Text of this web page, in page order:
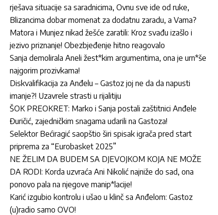
rješava situacije sa saradnicima, Ovnu sve ide od ruke,
Blizancima dobar momenat za dodatnu zaradu, a Vama?
Matora i Munjez nikad žešće zaratili: Kroz svađu izašlo i
jezivo priznanje! Obezbjeđenje hitno reagovalo
Sanja demolirala Aneli žest*kim argumentima, ona je urn*še
najgorim prozivkama!
Diskvalifikacija za Anđelu – Gastoz joj ne da da napusti
imanje?! Uzavrele strasti u rijalitiju
ŠOK PREOKRET: Marko i Sanja postali zaštitnici Anđele
Đuričić, zajedničkim snagama udarili na Gastoza!
Selektor Bećiragić saopštio širi spisak igrača pred start
priprema za “Eurobasket 2025”
NE ŽELIM DA BUDEM SA DJEVOJKOM KOJA NE MOŽE
DA RODI: Korda uzvraća Ani Nikolić najniže do sad, ona
ponovo pala na njegove manip*lacije!
Karić izgubio kontrolu i ušao u klinč sa Anđelom: Gastoz
(u)radio samo OVO!